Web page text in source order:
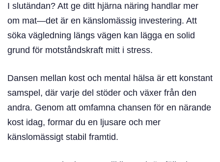
I slutändan? Att ge ditt hjärna näring handlar mer
om mat—det är en känslomässig investering. Att
söka vägledning längs vägen kan lägga en solid
grund för motståndskraft mitt i stress.
Dansen mellan kost och mental hälsa är ett konstant
samspel, där varje del stöder och växer från den
andra. Genom att omfamna chansen för en närande
kost idag, formar du en ljusare och mer
känslomässigt stabil framtid.